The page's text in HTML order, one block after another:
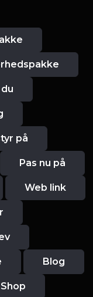
på
Pas nu på
Web link
Blog